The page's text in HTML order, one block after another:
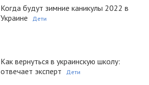
Когда будут зимние каникулы 2022 в
Украине
Дети
Как вернуться в украинскую школу:
отвечает эксперт
Дети